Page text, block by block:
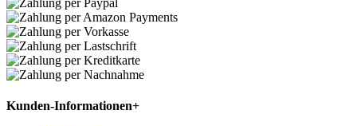
Kunden-Informationen+